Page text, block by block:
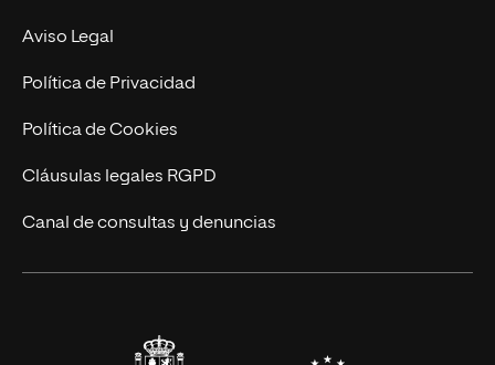
MBA
Marketing y Comunicación
Ingeniería
Diseño
Ciencias de la Salud
Contacto
Aviso Legal
Política de Privacidad
Política de Cookies
Cláusulas legales RGPD
Canal de consultas y denuncias